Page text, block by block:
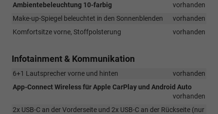
Ambientebeleuchtung 10-farbig
vorhanden
Make-up-Spiegel beleuchtet in den Sonnenblenden
vorhanden
Komfortsitze vorne, Stoffpolsterung
vorhanden
Infotainment & Kommunikation
6+1 Lautsprecher vorne und hinten
vorhanden
App-Connect Wireless für Apple CarPlay und Android Auto
vorhanden
2x USB-C an der Vorderseite und 2x USB-C an der Rückseite (nur